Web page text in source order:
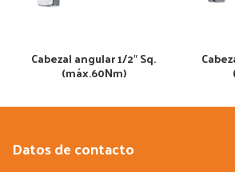
Cabezal angular 1/2″ Sq.
(máx.60Nm)
Datos de contacto